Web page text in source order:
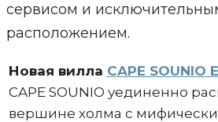
сервисом и
расположением.
Новая вилла CAPE SOUNIO
CAPE SOUNIO уединенно
вершине холма с